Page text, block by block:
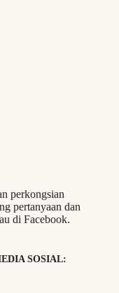
perkongsian
pertanyaan dan
di Facebook.
SOSIAL: